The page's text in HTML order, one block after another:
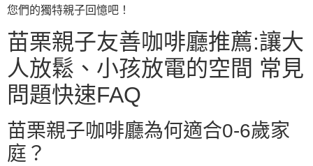
您們的獨特親子回憶吧！
苗栗親子友善咖啡廳推薦:讓大
人放鬆、小孩放電的空間 常見
問題快速FAQ
苗栗親子咖啡廳為何適合0-6歲家
庭？